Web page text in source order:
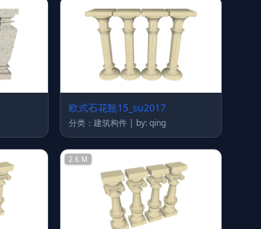
欧式石花瓶15_su2017
分类：建筑构件 | by: qing
2.6 M